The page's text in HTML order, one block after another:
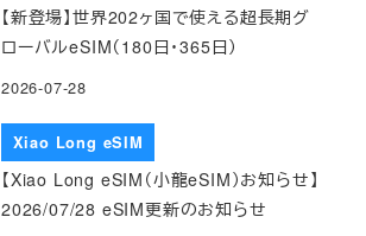
【新登場】世界202ヶ国で使える超長期グ
ローバルeSIM（180日・365日）
2026-07-28
Xiao Long eSIM
【Xiao Long eSIM（小龍eSIM）お知らせ】
2026/07/28 eSIM更新のお知らせ